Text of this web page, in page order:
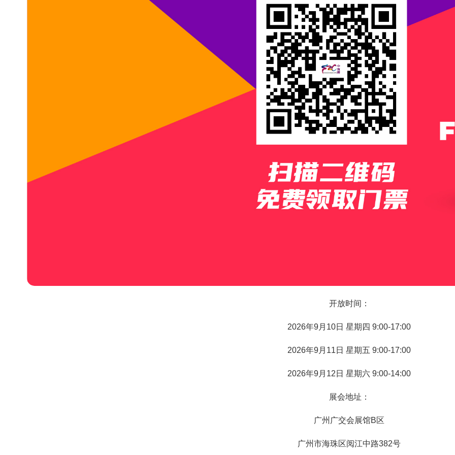
开放时间：
2026年9月10日 星期四 9:00-17:00
2026年9月11日 星期五 9:00-17:00
2026年9月12日 星期六 9:00-14:00
展会地址：
广州广交会展馆B区
广州市海珠区阅江中路382号